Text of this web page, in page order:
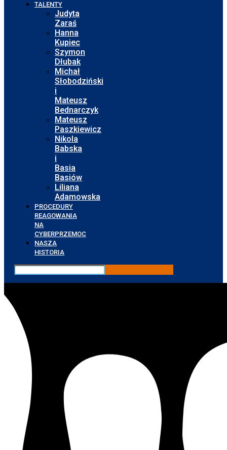
TALENTY
Judyta
Zaraś
Hanna
Kupiec
Szymon
Dłubak
Michał
Słobodziński
i
Mateusz
Bednarczyk
Mateusz
Paszkiewicz
Nikola
Babska
i
Basia
Basiów
Liliana
Adamowska
PROCEDURY
REAGOWANIA
NA
CYBERPRZEMOC
NASZA
HISTORIA